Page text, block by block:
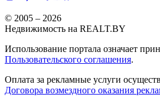
© 2005 – 2026
Недвижимость на REALT.BY
Использование портала означает
Пользовательского соглашения.
Оплата за рекламные услуги
Договора возмездного оказания